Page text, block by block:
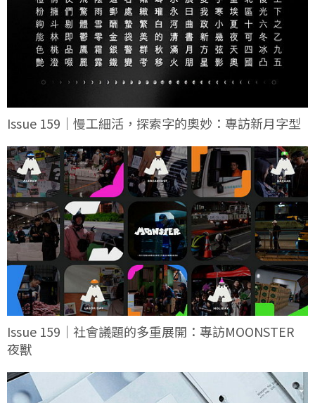
Issue 159｜慢工細活，探索字的奧妙：專訪新月字型
Issue 159｜社會議題的多重展開：專訪MOONSTER
夜獸